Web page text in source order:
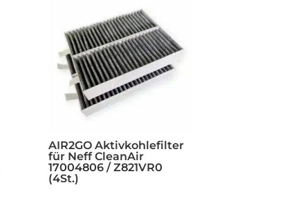
AIR2GO Aktivkohlefilter
für Neff CleanAir
17004806 / Z821VR0
(4St.)